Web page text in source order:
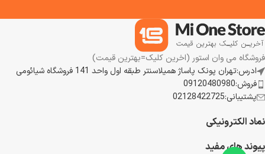
فروشگاه می وان استور (اخرین کلیک=بهترین قیمت)
ادرس:تهران پونک پاساژ همیلاسنتر طبقه اول واحد 141 فروشگاه شیائومی
فروش:09120480980
پشتیبانی:02128422725
نماد الکترونیکی
پیوند های مفید